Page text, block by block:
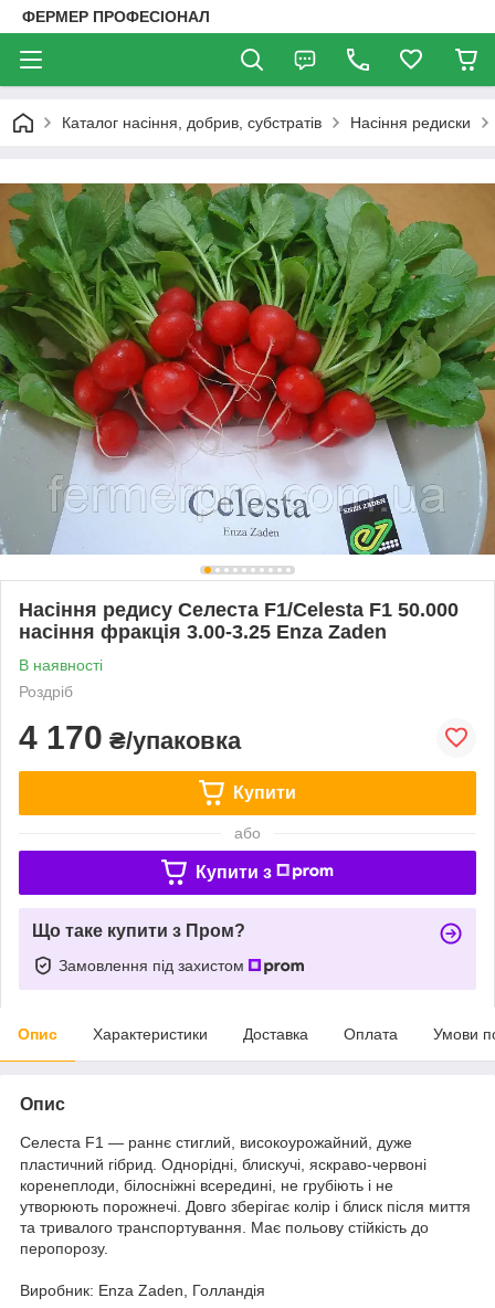
ФЕРМЕР ПРОФЕСІОНАЛ
Каталог насіння, добрив, субстратів Насіння редиски
Насіння редису Селеста F1/Celesta F1 50.000
насіння фракція 3.00-3.25 Enza Zaden
В наявності
Роздріб
4 170 ₴/упаковка
Купити
або
Купити з
Що таке купити з Пром?
Замовлення під захистом
Опис Характеристики Доставка Оплата Умови
Опис
Селеста F1 — раннє стиглий, високоурожайний, дуже
пластичний гібрид. Однорідні, блискучі, яскраво-червоні
коренеплоди, білосніжні всередині, не грубіють і не
утворюють порожнечі. Довго зберігає колір і блиск після миття
та тривалого транспортування. Має польову стійкість до
перопорозу.
Виробник: Enza Zaden, Голландія